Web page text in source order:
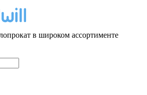
в широком ассортименте